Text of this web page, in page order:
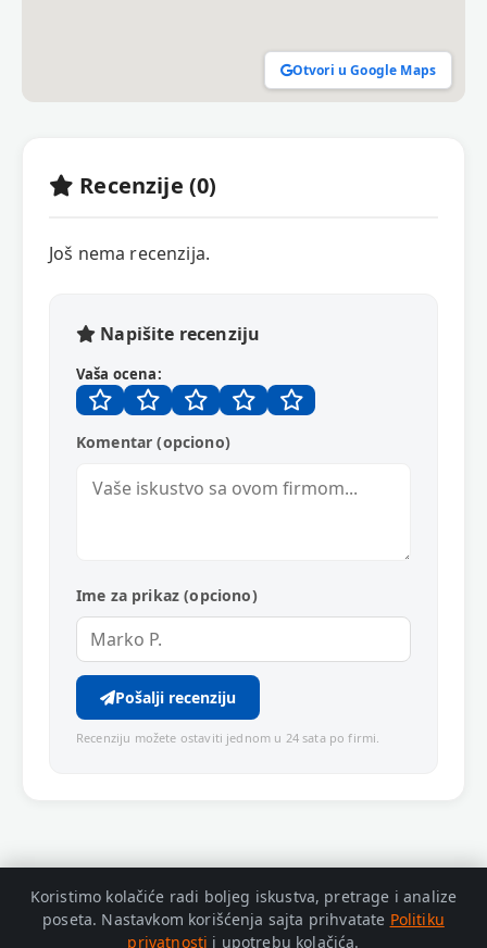
Otvori u Google Maps
Recenzije (0)
Još nema recenzija.
Napišite recenziju
Vaša ocena:
Komentar (opciono)
Ime za prikaz (opciono)
Pošalji recenziju
Recenziju možete ostaviti jednom u 24 sata po firmi.
Koristimo kolačiće radi boljeg iskustva, pretrage i analize
poseta. Nastavkom korišćenja sajta prihvatate Politiku
privatnosti i upotrebu kolačića.